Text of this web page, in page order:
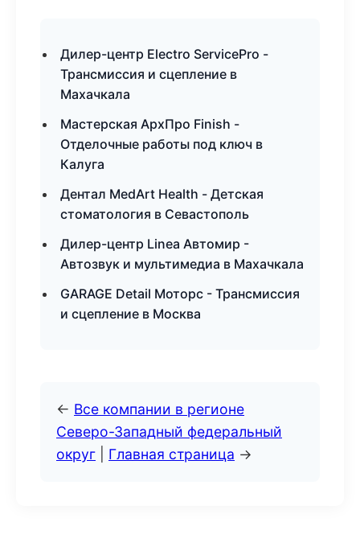
Дилер-центр Electro ServicePro -
Трансмиссия и сцепление в
Махачкала
Мастерская АрхПро Finish -
Отделочные работы под ключ в
Калуга
Дентал MedArt Health - Детская
стоматология в Севастополь
Дилер-центр Linea Автомир -
Автозвук и мультимедиа в Махачкала
GARAGE Detail Моторс - Трансмиссия
и сцепление в Москва
← Все компании в регионе
Северо-Западный федеральный
округ
Главная страница →